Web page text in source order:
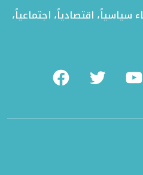
اقتصادياً، اجتماعياً،
FacebookTwitter